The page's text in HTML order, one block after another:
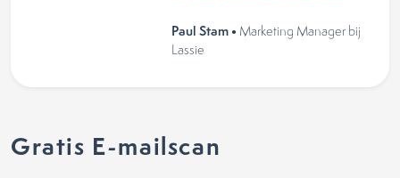
Paul Stam • Marketing Manager bij
Lassie
Gratis E-mailscan